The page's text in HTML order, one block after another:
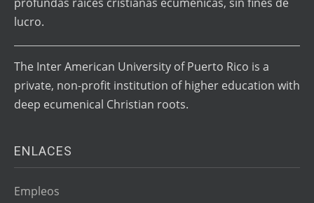
lucro.
The Inter American University of Puerto Rico is a
private, non-profit institution of higher education with
deep ecumenical Christian roots.
ENLACES
Empleos